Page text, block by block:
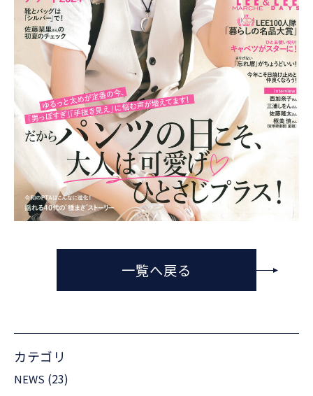
一覧へ戻る
カテゴリ
NEWS (23)